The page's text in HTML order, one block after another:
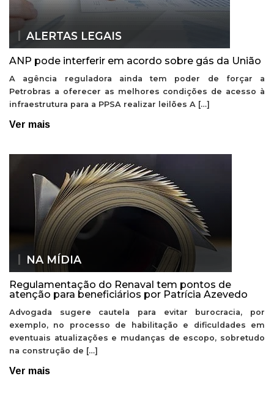
ALERTAS LEGAIS
ANP pode interferir em acordo sobre gás da União
A agência reguladora ainda tem poder de forçar a
Petrobras a oferecer as melhores condições de acesso à
infraestrutura para a PPSA realizar leilões A […]
Ver mais
NA MÍDIA
Regulamentação do Renaval tem pontos de
atenção para beneficiários por Patrícia Azevedo
Advogada sugere cautela para evitar burocracia, por
exemplo, no processo de habilitação e dificuldades em
eventuais atualizações e mudanças de escopo, sobretudo
na construção de […]
Ver mais